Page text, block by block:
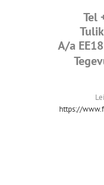
Tel
A/a
https://